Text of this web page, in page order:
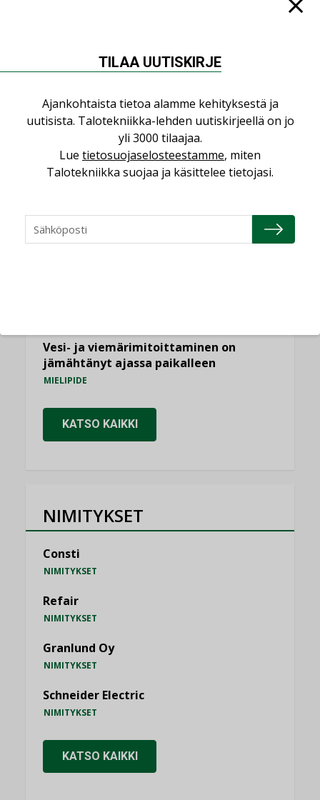
NÄKÖKULMIA
Puheista tekoihin – uusin teknologia
käyttöön kiinteistöissä
Sähköistäminen säästää euroja
ilmanvaihtoa
Vesi- ja viemärimitoittaminen on
jämähtänyt ajassa paikalleen
MIELIPIDE
KATSO KAIKKI
NIMITYKSET
Consti
NIMITYKSET
Refair
NIMITYKSET
Granlund Oy
NIMITYKSET
Schneider Electric
NIMITYKSET
KATSO KAIKKI
TILAA UUTISKIRJE
Ajankohtaista tietoa alamme kehityksestä ja
uutisista. Talotekniikka-lehden uutiskirjeellä on jo
yli 3000 tilaajaa.
Lue tietosuojaselosteestamme, miten
Talotekniikka suojaa ja käsittelee tietojasi.